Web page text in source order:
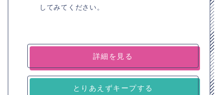
してみてください。
詳細を見る
とりあえずキープする